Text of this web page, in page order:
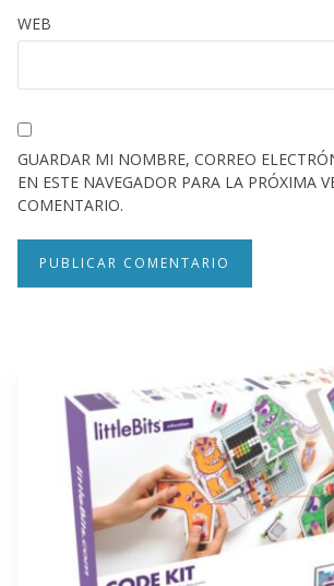
WEB
GUARDAR MI NOMBRE, CORREO
EN ESTE NAVEGADOR PARA LA PRÓXIMA
COMENTARIO.